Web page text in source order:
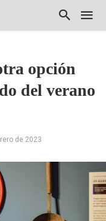
opción
del verano
de 2023